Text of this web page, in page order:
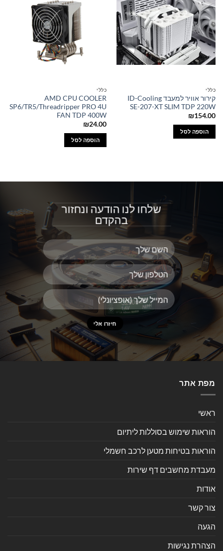
כללי
קירור אוויר למעבד ID-Cooling
SE-207-XT SLIM TDP 220W
₪154.00
הוספה לסל
כללי
AMD CPU COOLER
SP6/TR5/Threadripper PRO 4U
FAN TDP 400W
₪24.00
הוספה לסל
שלחו לנו הודעה ונחזור
בהקדם
מפת אתר
ראשי
הוראות שימוש בסוללות ליתיום
הוראות בטיחות מטען לרכב חשמלי
מעבדת מחשבים דף שירות
אודות
צור קשר
הגעה
הצהרת נגישות